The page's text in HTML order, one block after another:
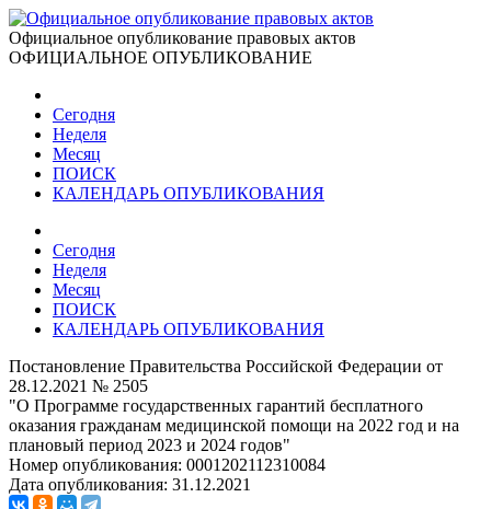
Официальное опубликование правовых актов
ОФИЦИАЛЬНОЕ ОПУБЛИКОВАНИЕ
Сегодня
Неделя
Месяц
ПОИСК
КАЛЕНДАРЬ ОПУБЛИКОВАНИЯ
Сегодня
Неделя
Месяц
ПОИСК
КАЛЕНДАРЬ ОПУБЛИКОВАНИЯ
Постановление Правительства Российской Федерации от
28.12.2021 № 2505
"О Программе государственных гарантий бесплатного
оказания гражданам медицинской помощи на 2022 год и на
плановый период 2023 и 2024 годов"
Номер опубликования: 0001202112310084
Дата опубликования: 31.12.2021